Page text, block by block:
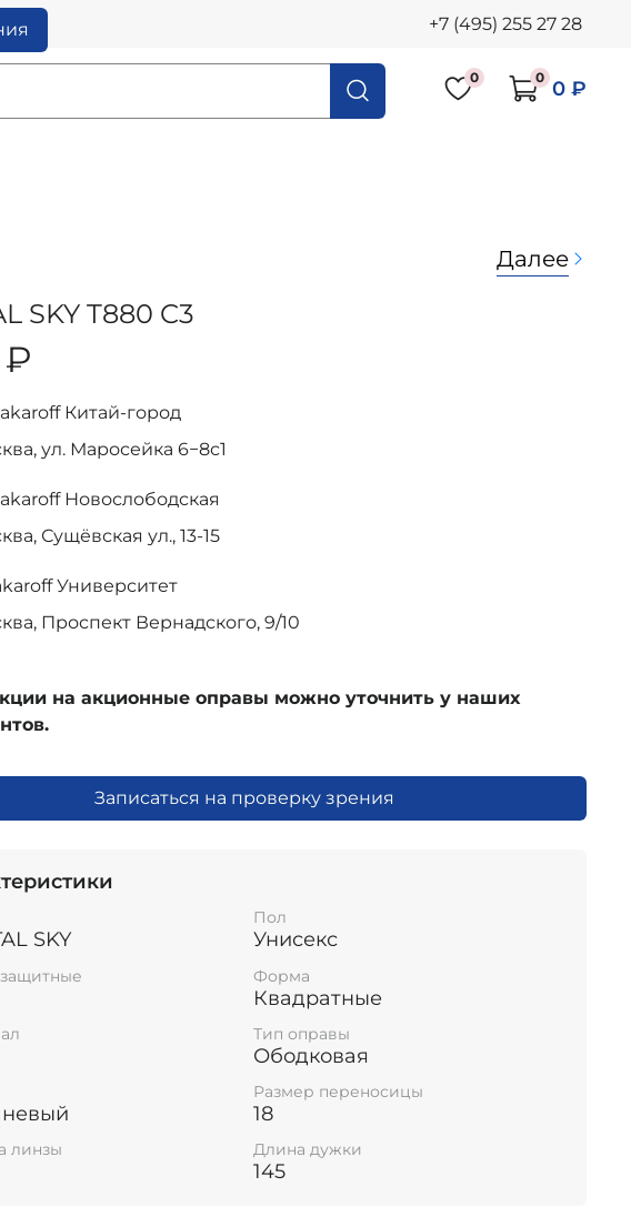
+7 (495) 255 27 28
0 0 0 ₽
Далее
SKY T880 C3
₽
Китай-город
‌‌‌‌ул. Маросейка 6−8с1
Новослободская
Сущёвская ул., 13-15
Университет
Проспект Вернадского, 9/10
на акционные оправы можно уточнить у наших
Записаться на проверку зрения
SKY
Пол
Унисекс
Форма
Квадратные
Тип оправы
Ободковая
Размер переносицы
18
линзы Длина дужки
145